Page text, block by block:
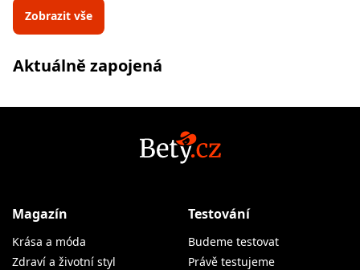
Zobrazit vše
Aktuálně zapojená
Magazín
Krása a móda
Zdraví a životní styl
Testování
Budeme testovat
Právě testujeme